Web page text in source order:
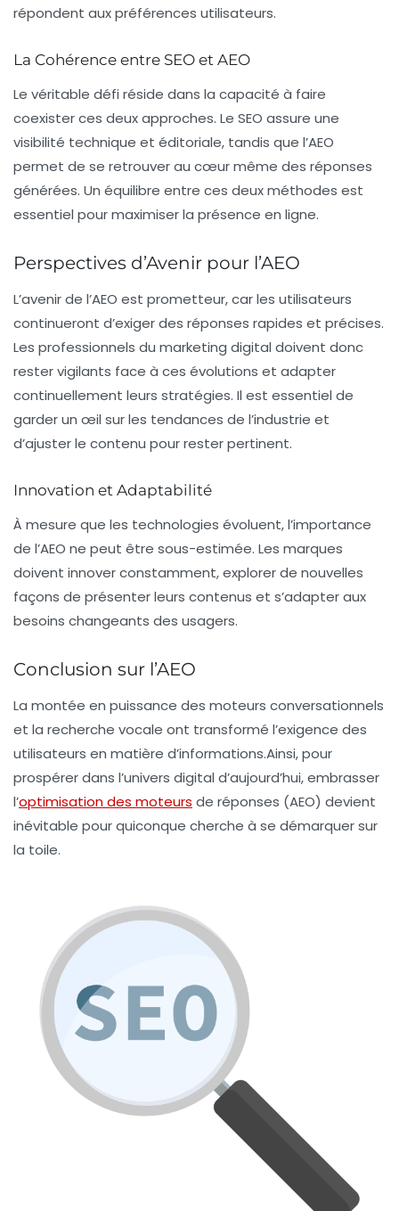
répondent aux préférences utilisateurs.
La Cohérence entre SEO et AEO
Le véritable défi réside dans la capacité à faire
coexister ces deux approches. Le SEO assure une
visibilité technique et éditoriale, tandis que l’AEO
permet de se retrouver au cœur même des réponses
générées. Un équilibre entre ces deux méthodes est
essentiel pour maximiser la présence en ligne.
Perspectives d’Avenir pour l’AEO
L’avenir de l’AEO est prometteur, car les utilisateurs
continueront d’exiger des réponses rapides et précises.
Les professionnels du marketing digital doivent donc
rester vigilants face à ces évolutions et adapter
continuellement leurs stratégies. Il est essentiel de
garder un œil sur les tendances de l’industrie et
d’ajuster le contenu pour rester pertinent.
Innovation et Adaptabilité
À mesure que les technologies évoluent, l’importance
de l’AEO ne peut être sous-estimée. Les marques
doivent innover constamment, explorer de nouvelles
façons de présenter leurs contenus et s’adapter aux
besoins changeants des usagers.
Conclusion sur l’AEO
La montée en puissance des moteurs conversationnels
et la recherche vocale ont transformé l’exigence des
utilisateurs en matière d’informations.Ainsi, pour
prospérer dans l’univers digital d’aujourd’hui, embrasser
l’optimisation des moteurs de réponses (AEO) devient
inévitable pour quiconque cherche à se démarquer sur
la toile.